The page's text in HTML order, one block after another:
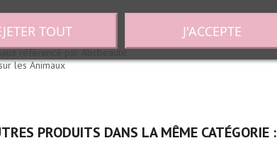
référencé par Abcbeauté.
les Animaux
PRODUITS DANS LA MÊME CATÉGORIE :
TOUT J'ACCEPTE